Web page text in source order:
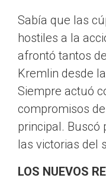
Sabía que las
hostiles a la
afrontó tantos
Kremlin desde
Siempre actuó
compromisos
principal. Buscó
las victorias del
LOS NUEVOS